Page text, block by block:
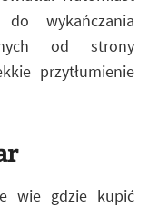
wykańczania
od strony
przytłumienie
wie gdzie kupić